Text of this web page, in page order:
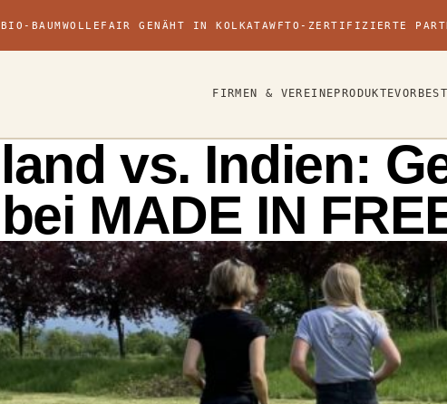
BIO-BAUMWOLLE FAIR GENÄHT IN KOLKATAWFTO-ZERTIFIZIERTE
FIRMEN & VEREINE PRODUKTE
vs. Indien:
MADE IN